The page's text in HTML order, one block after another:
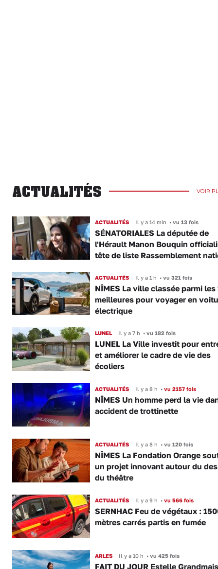
ACTUALITÉS VOIR
ACTUALITÉS Il y a 14 min •vu 13 fois
SÉNATORIALES La députée de
l'Hérault Manon Bouquin
tête de liste Rassemblement
ACTUALITÉS Il y a 1 h •vu 321 fois
NÎMES La ville classée parmi les
meilleures pour voyager en
électrique
LUNEL Il y a 7 h •vu 182 fois
LUNEL La Ville investit pour
et améliorer le cadre de vie des
écoliers
ACTUALITÉS Il y a 8 h •vu 2157 fois
NÎMES Un homme perd la vie
accident de trottinette
ACTUALITÉS Il y a 8 h •vu 120 fois
NÎMES La Fondation Orange
un projet innovant autour du
du théâtre
ACTUALITÉS Il y a 9 h •vu 566 fois
SERNHAC Feu de végétaux :
mètres carrés partis en fumée
ARLES Il y a 10 h •vu 425 fois
FAIT DU JOUR Estelle